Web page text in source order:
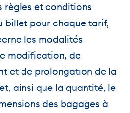
règles et conditions
billet pour chaque tarif,
les modalités
modification, de
et de prolongation de la
ainsi que la quantité, le
des bagages à